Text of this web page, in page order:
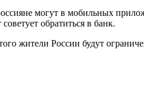
могут в мобильных
обратиться в банк.
жители России будут